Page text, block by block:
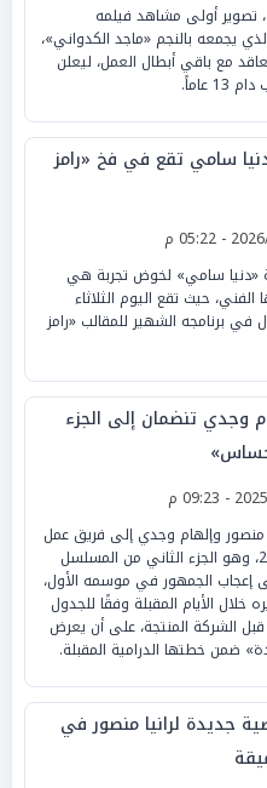
تصوير أولى مشاهد فيلمه
يجمعه بالنجم «ماجد الكدواني»،
مع باقي أبطال العمل، ليعلن
سامي تقع في فخ «رامز
«دنيا سامي» لخوض تجربة هي
حيث تقع اليوم الثلاثاء
في برنامجه الشهير للمقالب «رامز
وجدي تنضمان إلى الجزء
حساس»
منصور وإلهام وجدي إلى فريق عمل
مسلسل وتر حساس 2، وهو الجزء الثاني من المسلسل
إعجاب الجمهور في موسمه الأول،
خلال الأيام المقبلة وفقًا للجدول
الشركة المنتجة، على أن يعرض
ضمن خطتها الدرامية المقبلة.
جديدة لرانيا منصور في